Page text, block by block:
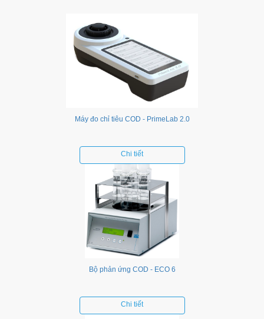
Máy đo chỉ tiêu COD - PrimeLab 2.0
Chi tiết
Bộ phản ứng COD - ECO 6
Chi tiết